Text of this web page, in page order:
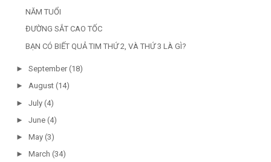
NĂM TUỔI
ĐƯỜNG SẮT CAO TỐC
BẠN CÓ BIẾT QUẢ TIM THỨ 2, VÀ THỨ 3 LÀ GÌ?
► September (18)
► August (14)
► July (4)
► June (4)
► May (3)
► March (34)